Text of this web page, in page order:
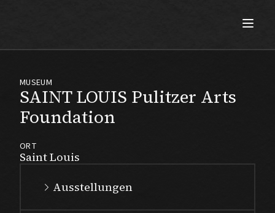
SAINT LOUIS Pulitzer Arts
Foundation
MUSEUM
Saint Louis
ORT
Ausstellungen